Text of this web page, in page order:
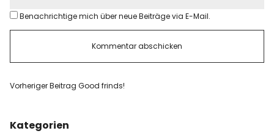
Benachrichtige mich über neue Beiträge via E-Mail.
Vorheriger Beitrag Good frinds!
Kategorien